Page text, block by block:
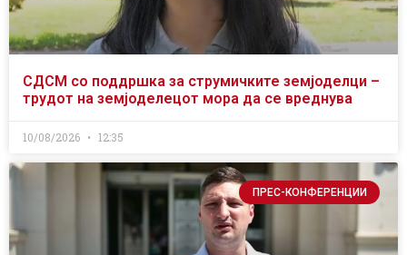
СДСМ со поддршка за струмичките земјоделци –
трудот на земјоделецот мора да се вреднува
10/08/2026 12:35
ПРЕС-КОНФЕРЕНЦИИ